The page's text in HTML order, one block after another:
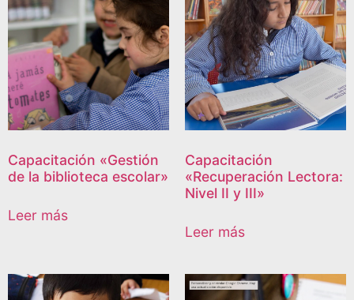
Capacitación «Gestión
de la biblioteca escolar»
Leer más
Capacitación
«Recuperación Lectora:
Nivel II y III»
Leer más